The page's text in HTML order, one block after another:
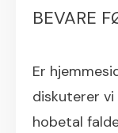
BEVARE
Er
diskuterer vi
hobetal